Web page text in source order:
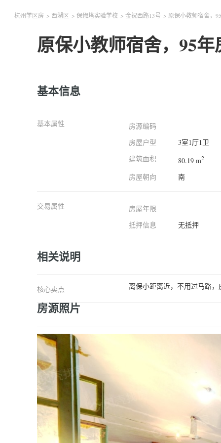
杭州学区房 > 西湖区 >保俶塔实验学校 >金祝西路13号 > 原保小教师宿舍，
原保小教师宿舍，95
基本信息
基本属性
房源编码
房屋户型
3室1厅1卫
建筑面积
80.19 m2
房屋朝向 南
交易属性
房屋年限
抵押信息
无抵押
相关说明
核心卖点 离保小距离近，不用过马路
房源照片